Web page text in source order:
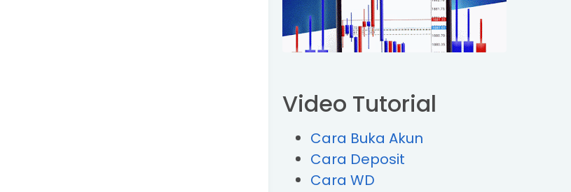
Video Tutorial
Cara Buka Akun
Cara Deposit
Cara WD